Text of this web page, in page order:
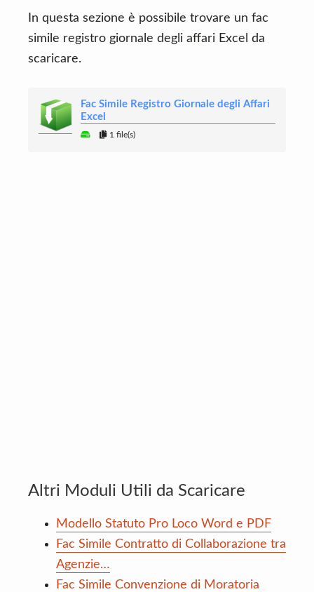
In questa sezione è possibile trovare un fac
simile registro giornale degli affari Excel da
scaricare.
Fac Simile Registro Giornale degli Affari
Excel
1 file(s)
Altri Moduli Utili da Scaricare
Modello Statuto Pro Loco Word e PDF
Fac Simile Contratto di Collaborazione tra
Agenzie…
Fac Simile Convenzione di Moratoria